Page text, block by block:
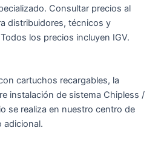
Consultar precios al
distribuidores, técnicos y
los precios incluyen IGV.
cartuchos recargables, la
instalación de sistema Chipless /
se realiza en nuestro centro de
adicional.